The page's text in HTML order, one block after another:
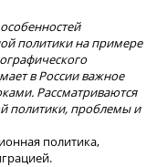
политики на примере
в России важное
Рассматриваются
политики, проблемы и
политика,